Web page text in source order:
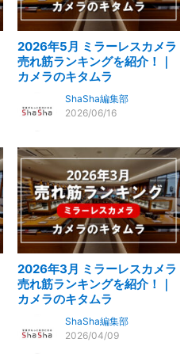
2026年5月 ミラーレスカメラ
売れ筋ランキングを紹介！｜
カメラのキタムラ
ShaSha編集部
2026/06/16
2026年3月 ミラーレスカメラ
売れ筋ランキングを紹介！｜
カメラのキタムラ
ShaSha編集部
2026/04/09